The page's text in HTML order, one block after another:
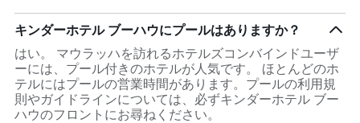
キンダーホテル ブーハウにプールはありますか？
はい。 マウラッハを訪れるホテルズコンバインドユーザ
ーには、プール付きのホテルが人気です。 ほとんどのホ
テルにはプールの営業時間があります。プールの利用規
則やガイドラインについては、必ずキンダーホテル ブー
ハウのフロントにお尋ねください。